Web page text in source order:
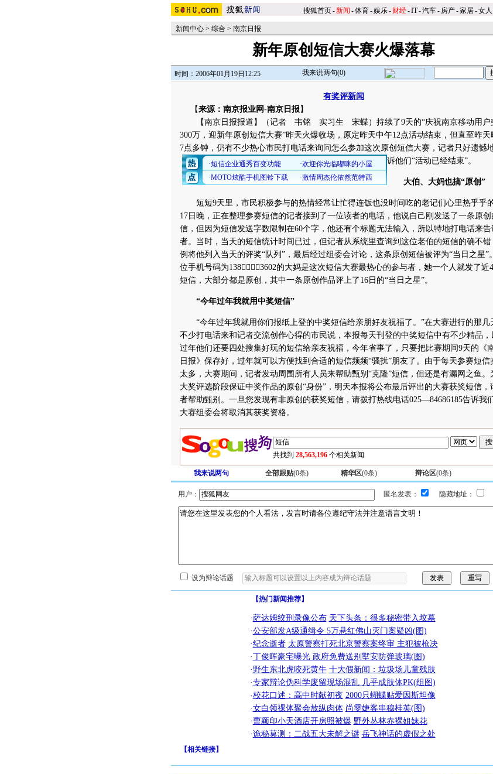
搜狐首页-新闻 -体育-娱乐- 财经-IT-汽车- 房产-家居-女人
新闻中心 > 综合 > 南京日报
新年原创短信大赛火爆落幕
时间：2006年01月19日12:25 我来说两句(0)
有奖评新闻
【来源：南京报业网-南京日报】
【南京日报报道】（记者 韦铭 实习生 宋蝶）持续了9天的“庆祝南京移动用户
300万，迎新年原创短信大赛”昨天火爆收场，原定昨天中午12点活动结束，但直至昨天
7点多钟，仍有不少热心市民打电话来询问怎么参加这次原创短信大赛，记者只好遗憾
诉他们“活动已经结束”。
大伯、大妈也搞“原创”
短短9天里，市民积极参与的热情经常让忙得连饭也没时间吃的老记们心里热乎乎的
17日晚，正在整理参赛短信的记者接到了一位读者的电话，他说自己刚发送了一条原创
信，但因为短信发送字数限制在60个字，他还有个标题无法输入，所以特地打电话来告
者。当时，当天的短信统计时间已过，但记者从系统里查询到这位老伯的短信的确不错
例将他列入当天的评奖“队列”，最后经过组委会讨论，这条原创短信被评为“当日之星”
位手机号码为1383602的大妈是这次短信大赛最热心的参与者，她一个人就发了近
短信，大部分都是原创，其中一条原创作品评上了16日的“当日之星”。
“今年过年我就用中奖短信”
“今年过年我就用你们报纸上登的中奖短信给亲朋好友祝福了。”在大赛进行的那几
不少打电话来和记者交流创作心得的市民说，本报每天刊登的中奖短信中有不少精品，
过年他们还要四处搜集好玩的短信给亲友祝福，今年省事了，只要把比赛期间9天的《
日报》保存好，过年就可以方便找到合适的短信频频“骚扰”朋友了。由于每天参赛短信
太多，大赛期间，记者发动周围所有人员来帮助甄别“克隆”短信，但还是有漏网之鱼。
大奖评选阶段保证中奖作品的原创“身份”，明天本报将公布最后评出的大赛获奖短信，
者帮助甄别。一旦您发现有非原创的获奖短信，请拨打热线电话025—84686185告诉我
大赛组委会将取消其获奖资格。
共找到 28,563,196 个相关新闻.
我来说两句 全部跟贴(0条) 精华区(0条) 辩论区(0条)
用户： 匿名发表： 隐藏地址：
设为辩论话题
【热门新闻推荐】
·萨达姆绞刑录像公布 天下头条：很多秘密带入坟墓
·公安部发A级通缉令 5万悬红佛山灭门案疑凶(图)
·纪念逝者 太原警察打死北京警察案终审 主犯被枪决
·丁俊晖豪宅曝光 政府免费送别墅安防弹玻璃(图)
·野生东北虎咬死黄牛 十大假新闻：垃圾场儿童残肢
·专家辩论伪科学废留现场混乱 几乎成肢体PK(组图)
·校花口述：高中时献初夜 2000只蝴蝶贴爱因斯坦像
·女白领祼体聚会放纵肉体 尚雯婕客串穆桂英(图)
·曹颖印小天酒店开房照被爆 野外丛林赤裸姐妹花
·诡秘莫测：二战五大未解之谜 岳飞神话的虚假之处
【相关链接】